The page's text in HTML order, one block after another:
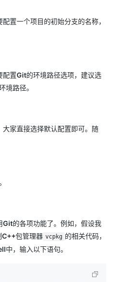
一个项目的初始分支的名称，
置Git的环境路径选项，建议选
境路径。
家直接选择默认配置即可。随
Git的各项功能了。例如，假设我
C++包管理器 vcpkg 的相关代码，
中，输入以下语句。